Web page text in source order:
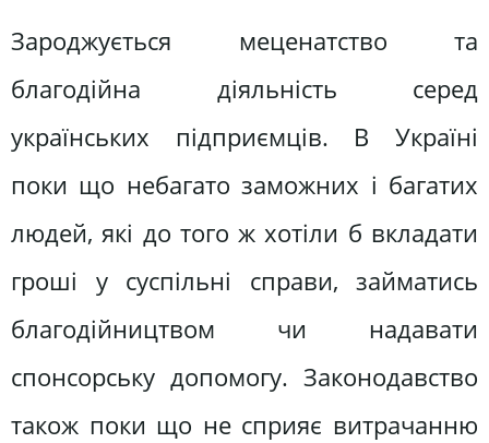
Зароджується меценатство та
благодійна діяльність серед
українських підприємців. В Україні
поки що небагато заможних і багатих
людей, які до того ж хотіли б вкладати
гроші у суспільні справи, займатись
благодійництвом чи надавати
спонсорську допомогу. Законодавство
також поки що не сприяє витрачанню